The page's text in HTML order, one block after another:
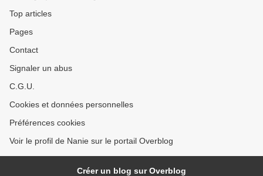
Top articles
Pages
Contact
Signaler un abus
C.G.U.
Cookies et données personnelles
Préférences cookies
Voir le profil de Nanie sur le portail Overblog
Créer un blog sur Overblog